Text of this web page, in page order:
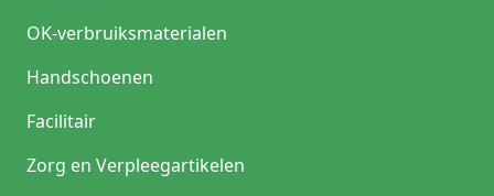
OK-verbruiksmaterialen
Handschoenen
Facilitair
Zorg en Verpleegartikelen